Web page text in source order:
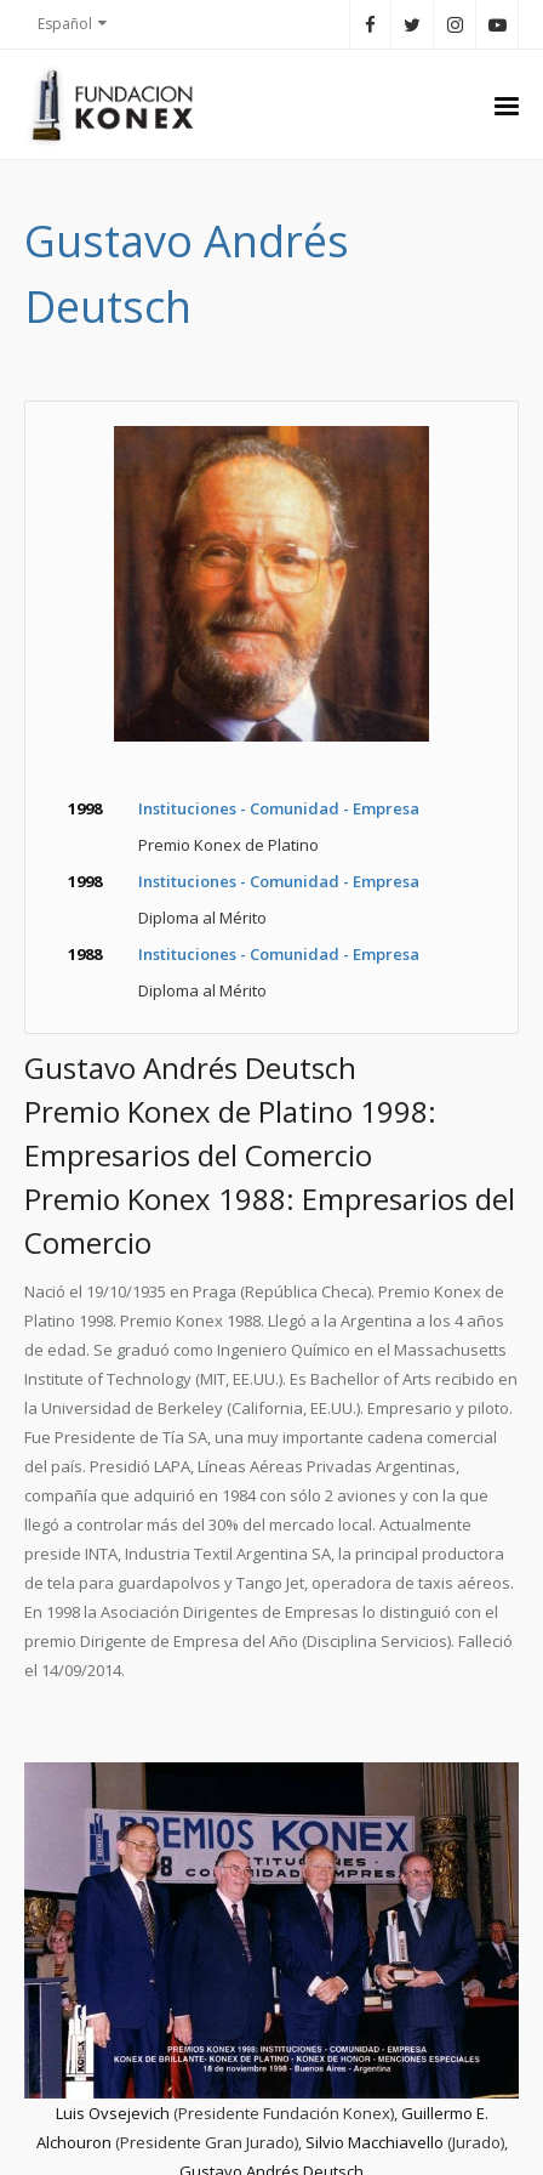
Español
Gustavo Andrés
Deutsch
1998
Instituciones - Comunidad - Empresa
Premio Konex de Platino
1998
Instituciones - Comunidad - Empresa
Diploma al Mérito
1988
Instituciones - Comunidad - Empresa
Diploma al Mérito
Gustavo Andrés Deutsch
Premio Konex de Platino 1998:
Empresarios del Comercio
Premio Konex 1988: Empresarios del
Comercio
Nació el 19/10/1935 en Praga (República Checa). Premio Konex de
Platino 1998. Premio Konex 1988. Llegó a la Argentina a los 4 años
de edad. Se graduó como Ingeniero Químico en el Massachusetts
Institute of Technology (MIT, EE.UU.). Es Bachellor of Arts recibido en
la Universidad de Berkeley (California, EE.UU.). Empresario y piloto.
Fue Presidente de Tía SA, una muy importante cadena comercial
del país. Presidió LAPA, Líneas Aéreas Privadas Argentinas,
compañía que adquirió en 1984 con sólo 2 aviones y con la que
llegó a controlar más del 30% del mercado local. Actualmente
preside INTA, Industria Textil Argentina SA, la principal productora
de tela para guardapolvos y Tango Jet, operadora de taxis aéreos.
En 1998 la Asociación Dirigentes de Empresas lo distinguió con el
premio Dirigente de Empresa del Año (Disciplina Servicios). Falleció
el 14/09/2014.
Luis Ovsejevich (Presidente Fundación Konex),Guillermo E.
Alchouron (Presidente Gran Jurado), Silvio Macchiavello (Jurado),